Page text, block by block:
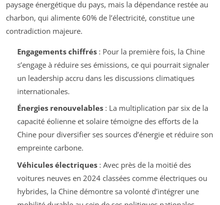
paysage énergétique du pays, mais la dépendance restée au
charbon, qui alimente 60% de l’électricité, constitue une
contradiction majeure.
Engagements chiffrés: Pour la première fois, la Chine
s’engage à réduire ses émissions, ce qui pourrait signaler
un leadership accru dans les discussions climatiques
internationales.
Énergies renouvelables: La multiplication par six de la
capacité éolienne et solaire témoigne des efforts de la
Chine pour diversifier ses sources d’énergie et réduire son
empreinte carbone.
Véhicules électriques: Avec près de la moitié des
voitures neuves en 2024 classées comme électriques ou
hybrides, la Chine démontre sa volonté d’intégrer une